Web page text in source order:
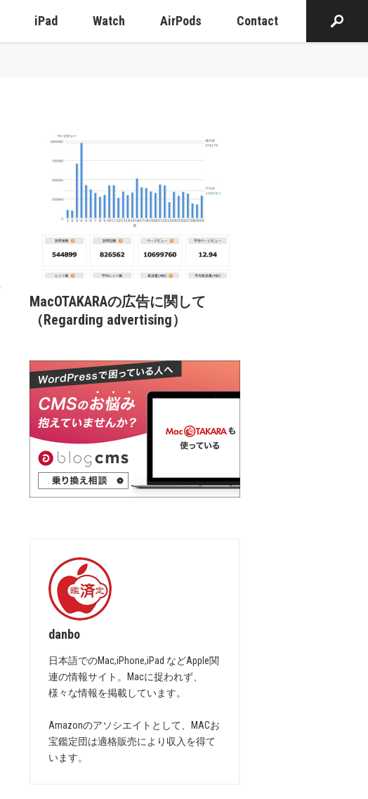
iPad Watch AirPods Contact
MacOTAKARAの広告に関して
（Regarding advertising）
danbo
日本語でのMac,iPhone,iPad などApple関
連の情報サイト。Macに捉われず、
様々な情報を掲載しています。
Amazonのアソシエイトとして、MACお
宝鑑定団は適格販売により収入を得て
います。